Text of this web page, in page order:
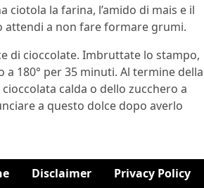
la farina, l’amido di mais e il
attendi a non fare formare grumi.
di cioccolate. Imbruttate lo stampo,
180° per 35 minuti. Al termine della
calda o dello zucchero a
a questo dolce dopo averlo
Disclaimer Privacy Policy